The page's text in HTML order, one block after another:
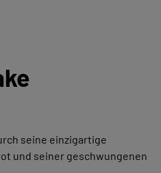
seine einzigartige
und seiner geschwungenen